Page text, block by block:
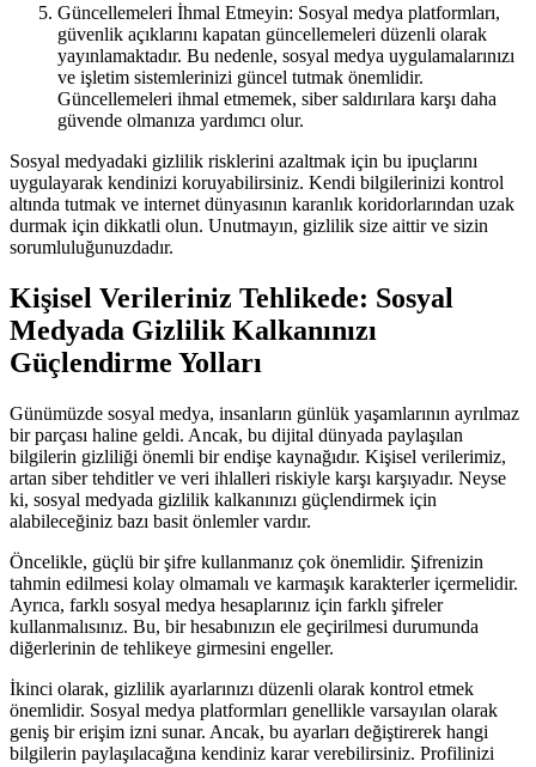
Güncellemeleri İhmal Etmeyin: Sosyal medya platformları,
güvenlik açıklarını kapatan güncellemeleri düzenli olarak
yayınlamaktadır. Bu nedenle, sosyal medya uygulamalarınızı
ve işletim sistemlerinizi güncel tutmak önemlidir.
Güncellemeleri ihmal etmemek, siber saldırılara karşı daha
güvende olmanıza yardımcı olur.
Sosyal medyadaki gizlilik risklerini azaltmak için bu ipuçlarını
uygulayarak kendinizi koruyabilirsiniz. Kendi bilgilerinizi kontrol
altında tutmak ve internet dünyasının karanlık koridorlarından uzak
durmak için dikkatli olun. Unutmayın, gizlilik size aittir ve sizin
sorumluluğunuzdadır.
Kişisel Verileriniz Tehlikede: Sosyal
Medyada Gizlilik Kalkanınızı
Güçlendirme Yolları
Günümüzde sosyal medya, insanların günlük yaşamlarının ayrılmaz
bir parçası haline geldi. Ancak, bu dijital dünyada paylaşılan
bilgilerin gizliliği önemli bir endişe kaynağıdır. Kişisel verilerimiz,
artan siber tehditler ve veri ihlalleri riskiyle karşı karşıyadır. Neyse
ki, sosyal medyada gizlilik kalkanınızı güçlendirmek için
alabileceğiniz bazı basit önlemler vardır.
Öncelikle, güçlü bir şifre kullanmanız çok önemlidir. Şifrenizin
tahmin edilmesi kolay olmamalı ve karmaşık karakterler içermelidir.
Ayrıca, farklı sosyal medya hesaplarınız için farklı şifreler
kullanmalısınız. Bu, bir hesabınızın ele geçirilmesi durumunda
diğerlerinin de tehlikeye girmesini engeller.
İkinci olarak, gizlilik ayarlarınızı düzenli olarak kontrol etmek
önemlidir. Sosyal medya platformları genellikle varsayılan olarak
geniş bir erişim izni sunar. Ancak, bu ayarları değiştirerek hangi
bilgilerin paylaşılacağına kendiniz karar verebilirsiniz. Profilinizi